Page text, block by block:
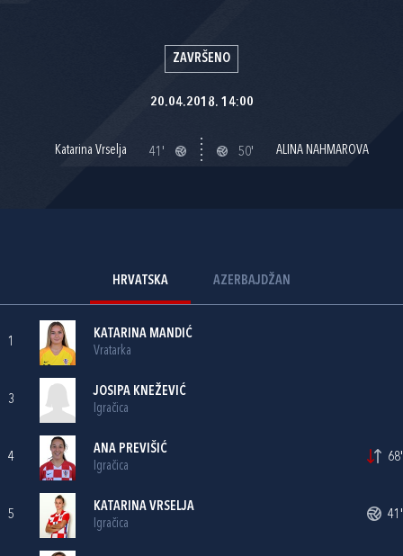
ZAVRŠENO
20.04.2018. 14:00
Katarina Vrselja 41' 50' ALINA NAHMAROVA
HRVATSKA AZERBAJDŽAN
1
KATARINA MANDIĆ
Vratarka
3
JOSIPA KNEŽEVIĆ
Igračica
4
ANA PREVIŠIĆ
Igračica
68'
5
KATARINA VRSELJA
Igračica
41'